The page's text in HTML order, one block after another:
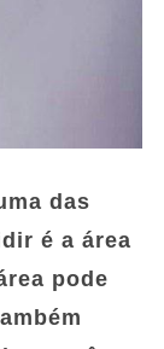
das
é a área
pode